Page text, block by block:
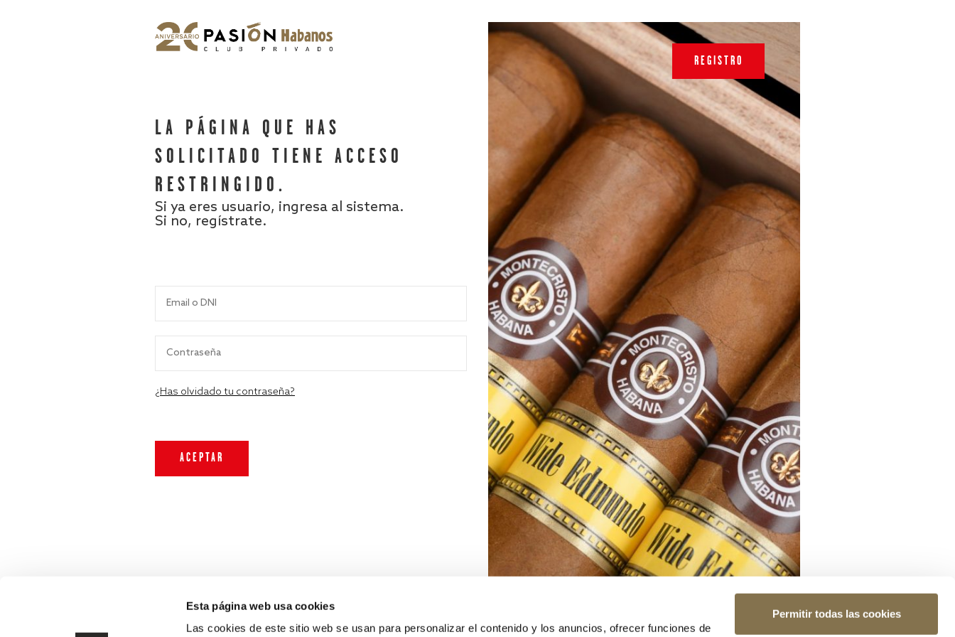
Esta página web usa cookies
Las cookies de este sitio web se usan para personalizar el contenido y los anuncios, ofrecer funciones de
Permitir todas las cookies
LA PÁGINA QUE HAS
SOLICITADO TIENE ACCESO
RESTRINGIDO.
Si ya eres usuario, ingresa al sistema.
Si no, regístrate.
¿Has olvidado tu contraseña?
REGISTRO